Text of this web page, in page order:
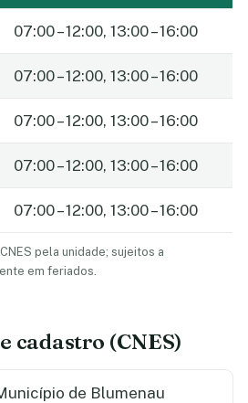
07:00 – 12:00, 13:00 – 16:00
07:00 – 12:00, 13:00 – 16:00
07:00 – 12:00, 13:00 – 16:00
07:00 – 12:00, 13:00 – 16:00
07:00 – 12:00, 13:00 – 16:00
pela unidade; sujeitos a
em feriados.
cadastro (CNES)
de Blumenau